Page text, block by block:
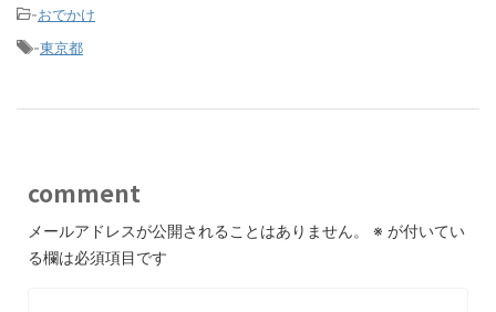
-おでかけ
-東京都
comment
メールアドレスが公開されることはありません。 ※ が付いてい
る欄は必須項目です